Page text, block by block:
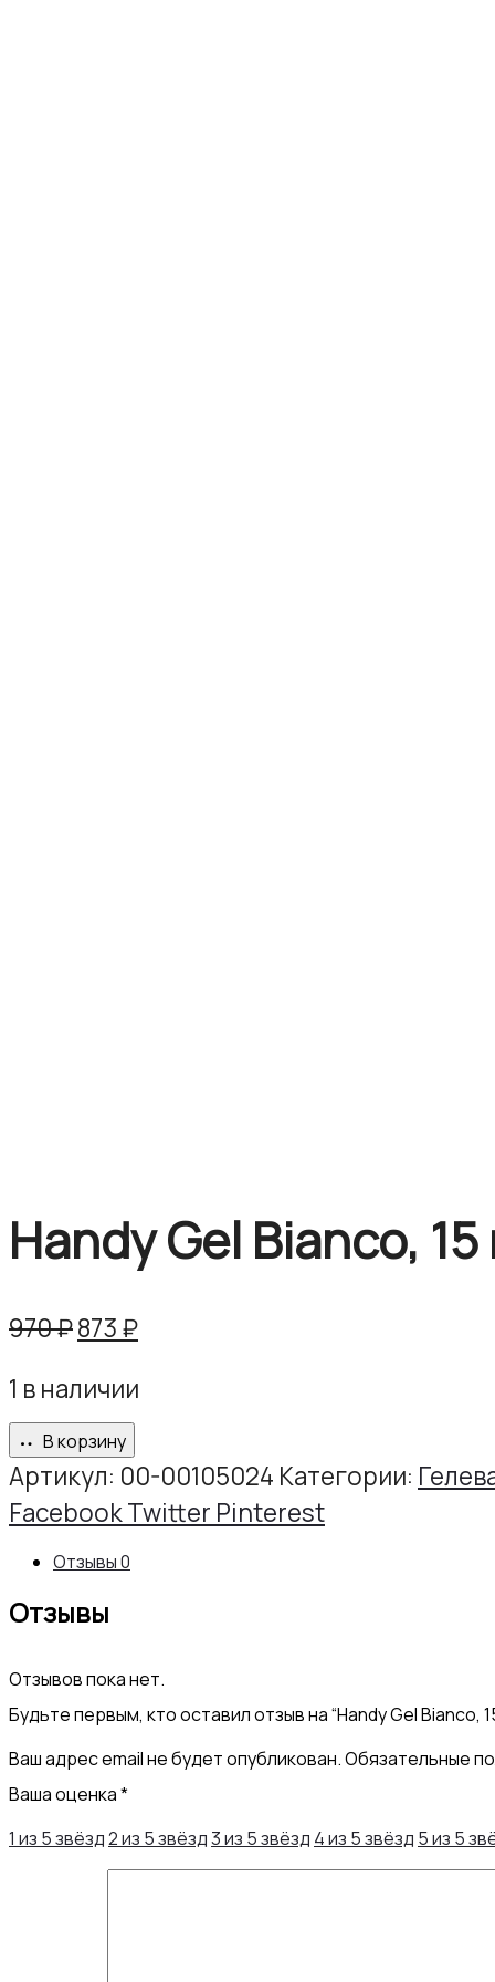
Handy Gel Bianco, 15
970₽Первоначальная
составляла
970 ₽.
873₽Текущая
873 ₽.
1 в наличии
В корзину
Артикул: 00-00105024 Категории:
Share
FacebookTwitter Pinterest
Отзывы0
Отзывы
Отзывов пока нет.
Будьте первым, кто оставил отзыв на “Handy Gel Bianco,
Ваш адрес email не будет опубликован.Обязательные
Ваша оценка*
1 из 5 звёзд2 из 5 звёзд3 из 5 звёзд 4 из 5 звёзд 5 из 5